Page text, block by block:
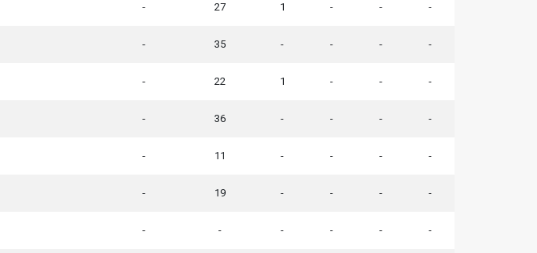
- 27 1 - - -
- 35 - - - -
- 22 1 - - -
- 36 - - - -
- 11 - - - -
- 19 - - - -
- - - - - -